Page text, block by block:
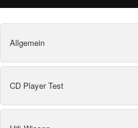
Allgemein
CD Player Test